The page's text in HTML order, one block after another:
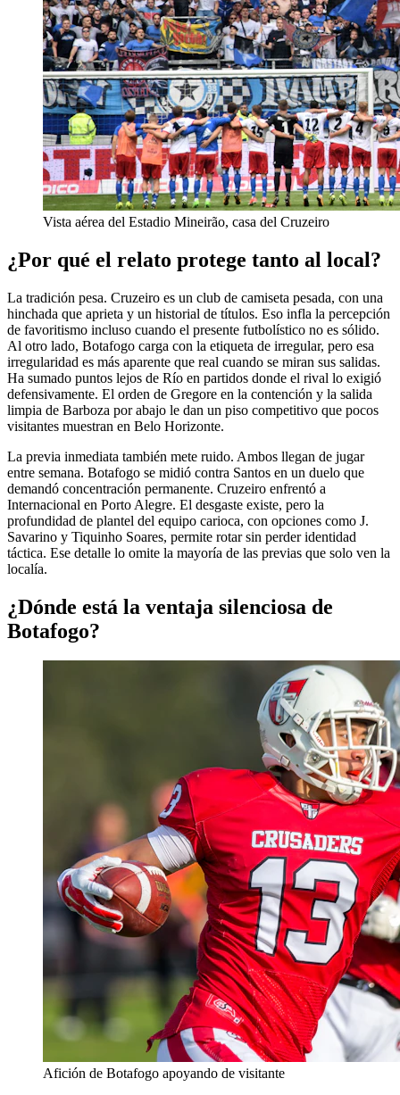
Vista aérea del Estadio Mineirão, casa del Cruzeiro
¿Por qué el relato protege tanto al local?
La tradición pesa. Cruzeiro es un club de camiseta pesada, con una
hinchada que aprieta y un historial de títulos. Eso infla la percepción
de favoritismo incluso cuando el presente futbolístico no es sólido.
Al otro lado, Botafogo carga con la etiqueta de irregular, pero esa
irregularidad es más aparente que real cuando se miran sus salidas.
Ha sumado puntos lejos de Río en partidos donde el rival lo exigió
defensivamente. El orden de Gregore en la contención y la salida
limpia de Barboza por abajo le dan un piso competitivo que pocos
visitantes muestran en Belo Horizonte.
La previa inmediata también mete ruido. Ambos llegan de jugar
entre semana. Botafogo se midió contra Santos en un duelo que
demandó concentración permanente. Cruzeiro enfrentó a
Internacional en Porto Alegre. El desgaste existe, pero la
profundidad de plantel del equipo carioca, con opciones como J.
Savarino y Tiquinho Soares, permite rotar sin perder identidad
táctica. Ese detalle lo omite la mayoría de las previas que solo ven la
localía.
¿Dónde está la ventaja silenciosa de
Botafogo?
Afición de Botafogo apoyando de visitante